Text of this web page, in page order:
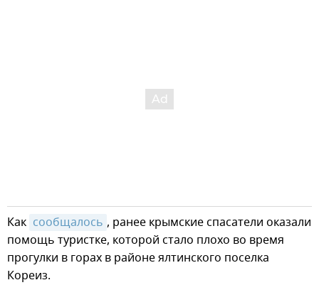
Как сообщалось , ранее крымские спасатели оказали
помощь туристке, которой стало плохо во время
прогулки в горах в районе ялтинского поселка
Кореиз.